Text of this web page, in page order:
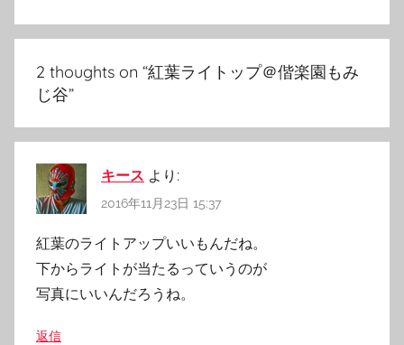
シ
ョ2 thoughts on “紅葉ライトップ＠偕楽園もみ
じ谷”
キース より:
2016年11月23日 15:37
紅葉のライトアップいいもんだね。
下からライトが当たるっていうのが
写真にいいんだろうね。
返信